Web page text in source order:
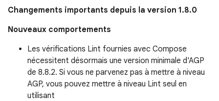
Changements importants depuis la version 1.8.0
Nouveaux comportements
Les vérifications Lint fournies avec Compose
nécessitent désormais une version minimale d'AGP
de 8.8.2. Si vous ne parvenez pas à mettre à niveau
AGP, vous pouvez mettre à niveau Lint seul en
utilisant